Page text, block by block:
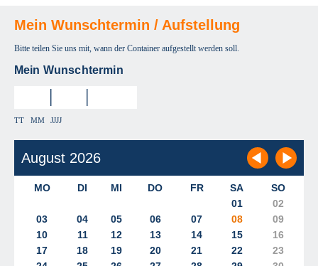
Mein Wunschtermin / Aufstellung
Bitte teilen Sie uns mit, wann der Container aufgestellt werden soll.
Mein Wunschtermin
TT MM JJJJ